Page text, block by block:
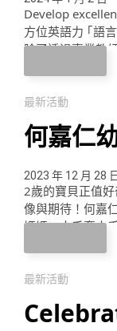
Develop
方位英語力 ｢語
除了透過專業教
程與活動，期許
最新活動
何嘉仁
親子
開放預
2023 年 12 月 28
2歲的寶貝正值
像與期待！何嘉
媽媽，大手牽小
孩子！一起快樂
動一動 美 …
最新活動